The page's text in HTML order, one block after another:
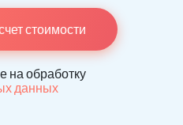
стоимости
на обработку
данных